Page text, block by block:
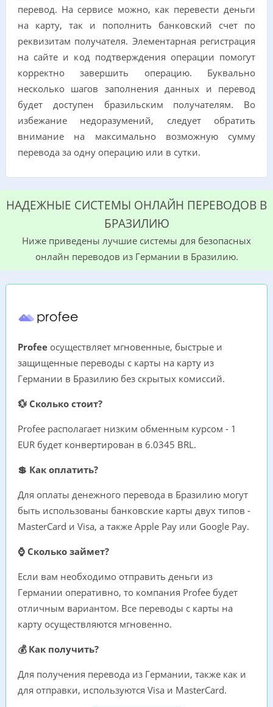
перевод. На сервисе можно, как перевести деньги
на карту, так и пополнить банковский счет по
реквизитам получателя. Элементарная регистрация
на сайте и код подтверждения операции помогут
корректно завершить операцию. Буквально
несколько шагов заполнения данных и перевод
будет доступен бразильским получателям. Во
избежание недоразумений, следует обратить
внимание на максимально возможную сумму
перевода за одну операцию или в сутки.
НАДЕЖНЫЕ СИСТЕМЫ ОНЛАЙН ПЕРЕВОДОВ В
БРАЗИЛИЮ
Ниже приведены лучшие сиcтемы для безопасных
онлайн переводов из Германии в Бразилию.
Profee осуществляет мгновенные, быстрые и
защищенные переводы с карты на карту из
Германии в Бразилию без скрытых комиссий.
💱 Сколько стоит?
Profee располагает низким обменным курсом - 1
EUR будет конвертирован в 6.0345 BRL.
💲 Как оплатить?
Для оплаты денежного перевода в Бразилию могут
быть использованы банковские карты двух типов -
MasterCard и Visa, а также Apple Pay или Google Pay.
⌚ Сколько займет?
Если вам необходимо отправить деньги из
Германии оперативно, то компания Profee будет
отличным вариантом. Все переводы с карты на
карту осуществляются мгновенно.
💰 Как получить?
Для получения перевода из Германии, также как и
для отправки, используются Visa и MasterCard.